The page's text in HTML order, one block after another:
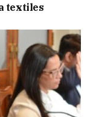
textiles